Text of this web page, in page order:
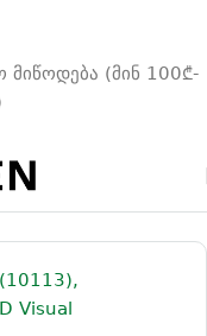
მიწოდება (მინ 100₾-